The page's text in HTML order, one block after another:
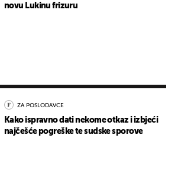
novu Lukinu frizuru
ZA POSLODAVCE
Kako ispravno dati nekome otkaz i izbjeći
najčešće pogreške te sudske sporove